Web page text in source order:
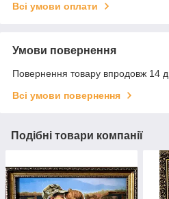
Всі умови оплати
Умови повернення
Повернення товару впродовж 14
Всі умови повернення
Подібні товари компанії